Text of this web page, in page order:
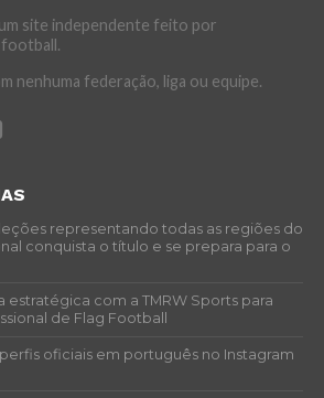
site independente feito por
nenhuma federação, liga ou equipe.
representando todas as regiões do
conquista o título e se prepara para o
estratégica com a TMRW Sports para
de Flag Football
perfis oficiais em português no Instagram